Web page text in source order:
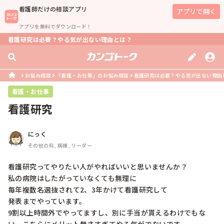
看護師だけの相談アプリ
アプリを無料でダウンロード！
アプリで開く
看護研究は必要？やる気が出ない理由とは？
お悩み相談 「看護・お仕事」のお悩み相談 看護研究は必要？やる気が出ない理由
看護・お仕事
看護研究
にっく
その他の科, 病棟, リーダー
看護研究ってやりたい人がやればいいと思いませんか？
私の病院はしたがっていなくても無理に
毎年複数名選抜されて2、3年かけて看護研究して
発表までやっています。
9割以上時間外でやってますし、別に手当が貰えるわけでもな